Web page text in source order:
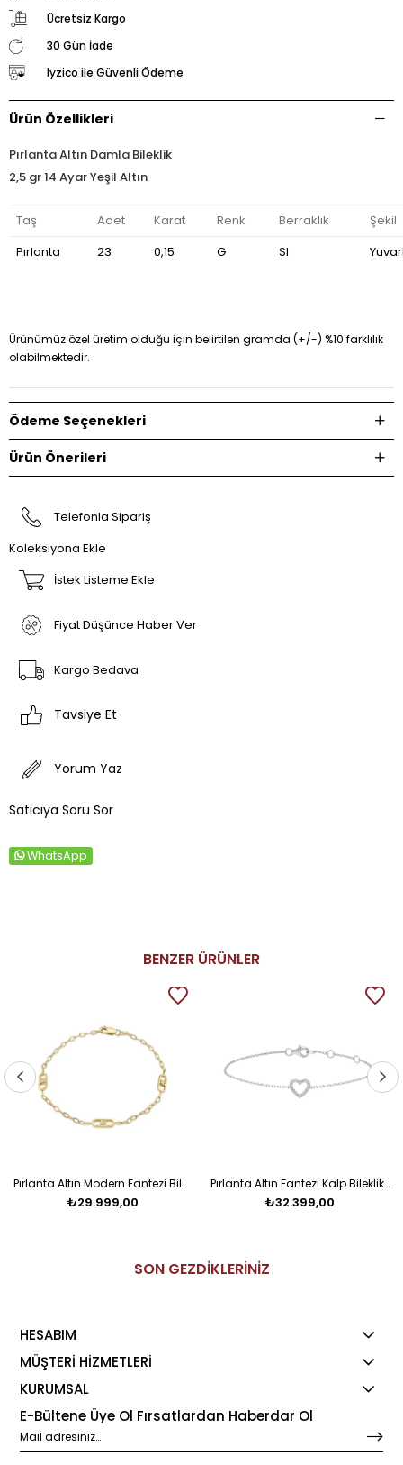
Ücretsiz Kargo
30 Gün İade
Iyzico ile Güvenli Ödeme
Ürün Özellikleri
Pırlanta Altın Damla Bileklik
2,5 gr 14 Ayar Yeşil Altın
Taş Adet Karat Renk Berraklık
Şekil
Pırlanta
23 0,15 G SI
Ürünümüz özel üretim olduğu için belirtilen gramda (+/-) %10 farklılık
olabilmektedir.
Ödeme Seçenekleri
Ürün Önerileri
Telefonla Sipariş
Koleksiyona Ekle
İstek Listeme Ekle
Fiyat Düşünce Haber Ver
Kargo Bedava
Tavsiye Et
Yorum Yaz
Satıcıya Soru Sor
WhatsApp
BENZER ÜRÜNLER
Pırlanta Altın Modern Fantezi Bileklik
₺29.999,00
Pırlanta Altın Fantezi Kalp Bileklik Salvin
₺32.399,00
SON GEZDİKLERİNİZ
HESABIM
MÜŞTERİ HİZMETLERİ
KURUMSAL
E-Bültene Üye Ol Fırsatlardan Haberdar Ol